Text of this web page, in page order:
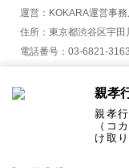
運営：KOKARA運営事務
住所：東京都渋谷区宇田
電話番号：03-6821-3163
親孝
（コ
け取